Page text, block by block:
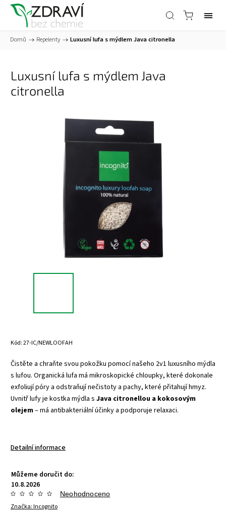
Domů / Repelenty / Luxusní lufa s mýdlem Java citronella
Luxusní lufa s mýdlem Java
citronella
Kód:27-IC/NEWLOOFAH
Čistěte a chraňte svou pokožku pomocí našeho 2v1 luxusního mýdla
s lufou. Organická lufa má mikroskopické chloupky, které dokonale
exfoliují póry a odstraňují nečistoty a pachy, které přitahují hmyz.
Uvnitř lufy je kostka mýdla s Java citronellou a kokosovým
olejem– má antibakteriální účinky a podporuje relaxaci.
Detailní informace
Můžeme doručit do:
10.8.2026
Značka:Incognito
Neohodnoceno